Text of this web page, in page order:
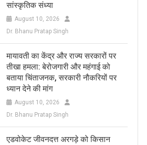
सांस्कृतिक संध्या
August 10, 2026
Dr. Bhanu Pratap Singh
मायावती का केंद्र और राज्य सरकारों पर
तीखा हमला: बेरोजगारी और महंगाई को
बताया चिंताजनक, सरकारी नौकरियों पर
ध्यान देने की मांग
August 10, 2026
Dr. Bhanu Pratap Singh
एडवोकेट जीवनदत्त अरगड़े को किसान